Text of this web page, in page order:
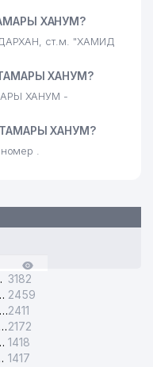
142 м
ХАНУМ?
ст.м. "ХАМИД
ХАНУМ?
ХАНУМ -
ХАНУМ?
.
3182
ЭЛЕКТРОСЕТИ 2459
ТЕЛЕФОНЫ ДОВЕРИЯ ГЕНЕРАЛЬНОЙ ПРОКУРАТУРЫ РЕСПУБЛИКИ УЗБЕКИСТАН2411
АЛМАЗАРСКАЯ АВАРИЙНАЯ СЛУЖБА ЭЛЕКТРОСЕТИ2172
ЭЛЕКТРОСЕТИ 1418
KORXONASI АО 1417